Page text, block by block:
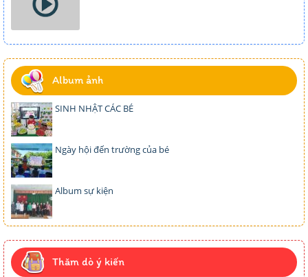
Album ảnh
SINH NHẬT CÁC BÉ
Ngày hội đến trường của bé
Album sự kiện
Thăm dò ý kiến